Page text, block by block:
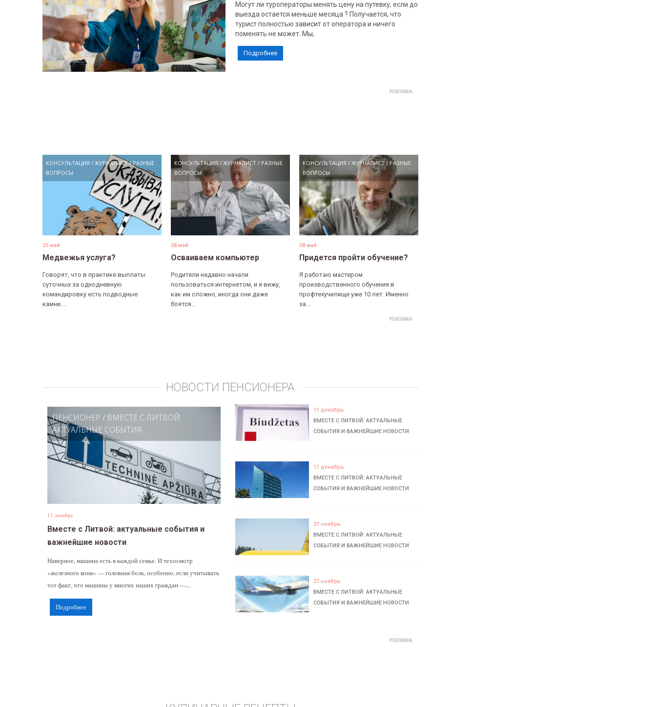
Могут ли туроператоры менять цену на путевку, если до
выезда остается меньше месяца ? Получается, что
турист полностью зависит от оператора и ничего
поменять не может. Мы,
Подробнее
КОНСУЛЬТАЦИЯ / ЖУРНАЛИСТ/РАЗНЫЕ
ВОПРОСЫ
25 май
Медвежья услуга?
Говорят, что в практике выплаты
суточных за однодневную
командировку есть подводные
камни....
КОНСУЛЬТАЦИЯ /ЖУРНАЛИСТ / РАЗНЫЕ
ВОПРОСЫ
08 май
Осваиваем компьютер
Родители недавно начали
пользоваться интернетом, и я вижу,
как им сложно, иногда они даже
боятся...
КОНСУЛЬТАЦИЯ /ЖУРНАЛИСТ/ РАЗНЫЕ
ВОПРОСЫ
08 май
Придется пройти обучение?
Я работаю мастером
производственного обучения в
профтехучилище уже 10 лет. Именно
за...
НОВОСТИ ПЕНСИОНЕРА
ПЕНСИОНЕР / ВМЕСТЕ С ЛИТВОЙ:
АКТУАЛЬНЫЕ СОБЫТИЯ
11 декабрь
Вместе с Литвой: актуальные события и
важнейшие новости
Наверное, машина есть в каждой семье. И техосмотр
«железного коня» — головная боль, особенно, если учитывать
тот факт, что машины у многих наших граждан —...
Подробнее
11 декабрь
ВМЕСТЕ С ЛИТВОЙ: АКТУАЛЬНЫЕ
СОБЫТИЯ И ВАЖНЕЙШИЕ НОВОСТИ
11 декабрь
ВМЕСТЕ С ЛИТВОЙ: АКТУАЛЬНЫЕ
СОБЫТИЯ И ВАЖНЕЙШИЕ НОВОСТИ
27 ноябрь
ВМЕСТЕ С ЛИТВОЙ: АКТУАЛЬНЫЕ
СОБЫТИЯ И ВАЖНЕЙШИЕ НОВОСТИ
27 ноябрь
ВМЕСТЕ С ЛИТВОЙ: АКТУАЛЬНЫЕ
СОБЫТИЯ И ВАЖНЕЙШИЕ НОВОСТИ